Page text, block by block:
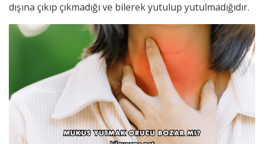
dışına çıkıp çıkmadığı ve bilerek yutulup yutulmadığıdır.